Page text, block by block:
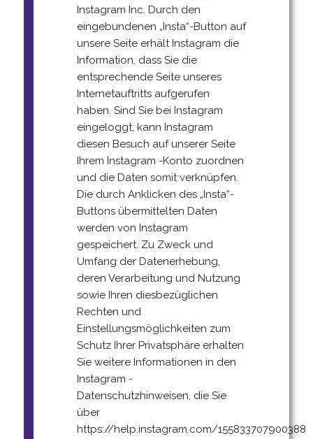
Instagram Inc. Durch den
eingebundenen „Insta“-Button auf
unsere Seite erhält Instagram die
Information, dass Sie die
entsprechende Seite unseres
Internetauftritts aufgerufen
haben. Sind Sie bei Instagram
eingeloggt, kann Instagram
diesen Besuch auf unserer Seite
Ihrem Instagram -Konto zuordnen
und die Daten somit verknüpfen.
Die durch Anklicken des „Insta“-
Buttons übermittelten Daten
werden von Instagram
gespeichert. Zu Zweck und
Umfang der Datenerhebung,
deren Verarbeitung und Nutzung
sowie Ihren diesbezüglichen
Rechten und
Einstellungsmöglichkeiten zum
Schutz Ihrer Privatsphäre erhalten
Sie weitere Informationen in den
Instagram -
Datenschutzhinweisen, die Sie
über
https://help.instagram.com/155833707900388